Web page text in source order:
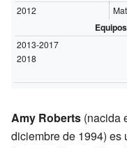
2012
2013-2017
2018
Amy Roberts (nacida
diciembre de 1994) es